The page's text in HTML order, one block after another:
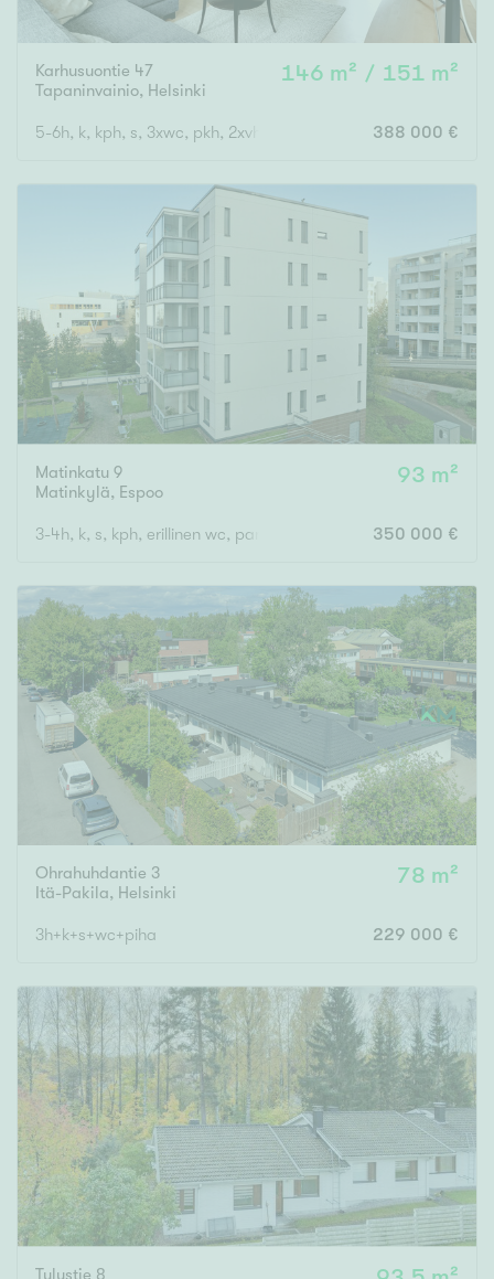
Karhusuontie 47
Tapaninvainio, Helsinki
146 m² / 151 m²
5-6h, k, kph, s, 3xwc, pkh, 2xvh,erkkeri, kuistit, 2x ulkovar.
388 000 €
Matinkatu 9
Matinkylä, Espoo
93 m²
3-4h, k, s, kph, erillinen wc, parveke 350 000 €
Ohrahuhdantie 3
Itä-Pakila, Helsinki
78 m²
3h+k+s+wc+piha 229 000 €
Tulustie 8